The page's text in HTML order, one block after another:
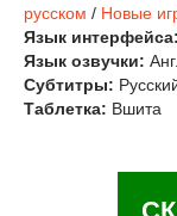
русском / Новые
Язык интерфейса:
Язык озвучки:
Субтитры:
Таблетка: Вшита